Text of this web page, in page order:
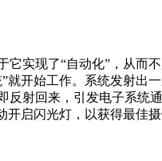
它实现了“自动化”，从而
开始工作。系统发射出
射回来，引发电子系统
启闪光灯，以获得最佳